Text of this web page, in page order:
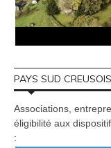
PAYS SUD
Associations,
éligibilité aux
: